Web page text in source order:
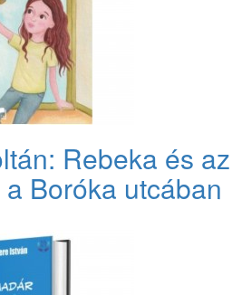
Rebeka és az
Boróka utcában